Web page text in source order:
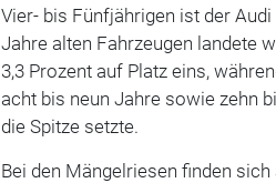
Vier- bis Fünfjährigen ist der
Jahre alten Fahrzeugen landete
3,3 Prozent auf Platz eins,
acht bis neun Jahre sowie zehn
die Spitze setzte.
Bei den Mängelriesen finden